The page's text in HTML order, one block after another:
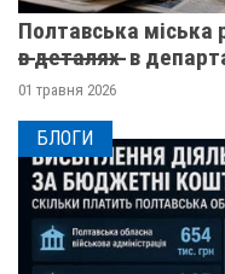
Полтавська міська
в̶ ̶д̶е̶т̶а̶л̶я̶х̶ ̶ в
01 травня 2026
БЛОГИ